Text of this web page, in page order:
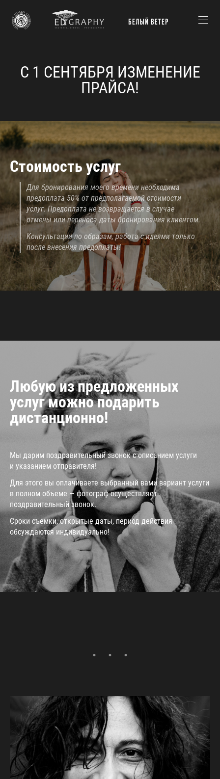
С 1 СЕНТЯБРЯ ИЗМЕНЕНИЕ
ПРАЙСА!
Стоимость услуг
Для бронирования моего времени необходима
предоплата 50% от предполагаемой стоимости
услуг. Предоплата не возвращается в случае
отмены или переноса даты бронирования клиентом.
Консультации по образам, работа с идеями только
после внесения предоплаты!
Любую из предложенных
услуг можно подарить
дистанционно!
Мы дарим поздравительный звонок с описанием услуги
и указанием отправителя!
Для этого вы оплачиваете выбранный вами вариант услуги
в полном объеме — фотограф осуществляет
поздравительный звонок.
Сроки съемки, открытые даты, период действия
обсуждаются индивидуально!